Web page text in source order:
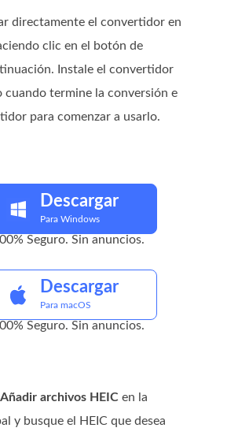
directamente el convertidor en
clic en el botón de
Instale el convertidor
cuando termine la conversión e
para comenzar a usarlo.
Descargar
Para Windows
Seguro. Sin anuncios.
Descargar
Para macOS
Seguro. Sin anuncios.
Añadir archivos HEIC en la
y busque el HEIC que desea